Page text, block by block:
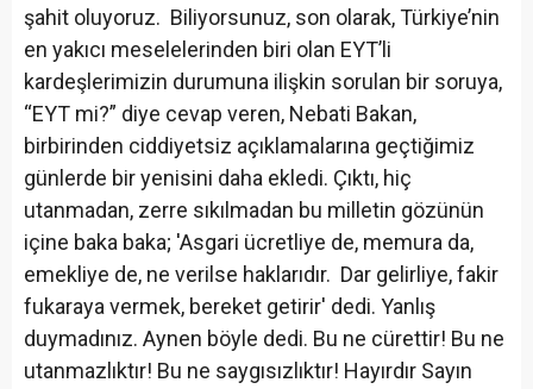
şahit oluyoruz. Biliyorsunuz, son olarak, Türkiye’nin
en yakıcı meselelerinden biri olan EYT’li
kardeşlerimizin durumuna ilişkin sorulan bir soruya,
“EYT mi?” diye cevap veren, Nebati Bakan,
birbirinden ciddiyetsiz açıklamalarına geçtiğimiz
günlerde bir yenisini daha ekledi. Çıktı, hiç
utanmadan, zerre sıkılmadan bu milletin gözünün
içine baka baka; 'Asgari ücretliye de, memura da,
emekliye de, ne verilse haklarıdır. Dar gelirliye, fakir
fukaraya vermek, bereket getirir' dedi. Yanlış
duymadınız. Aynen böyle dedi. Bu ne cürettir! Bu ne
utanmazlıktır! Bu ne saygısızlıktır! Hayırdır Sayın